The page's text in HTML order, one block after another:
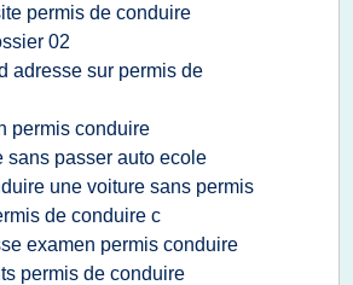
permis de conduire
02
adresse sur permis de
permis conduire
sans passer auto ecole
une voiture sans permis
de conduire c
examen permis conduire
permis de conduire